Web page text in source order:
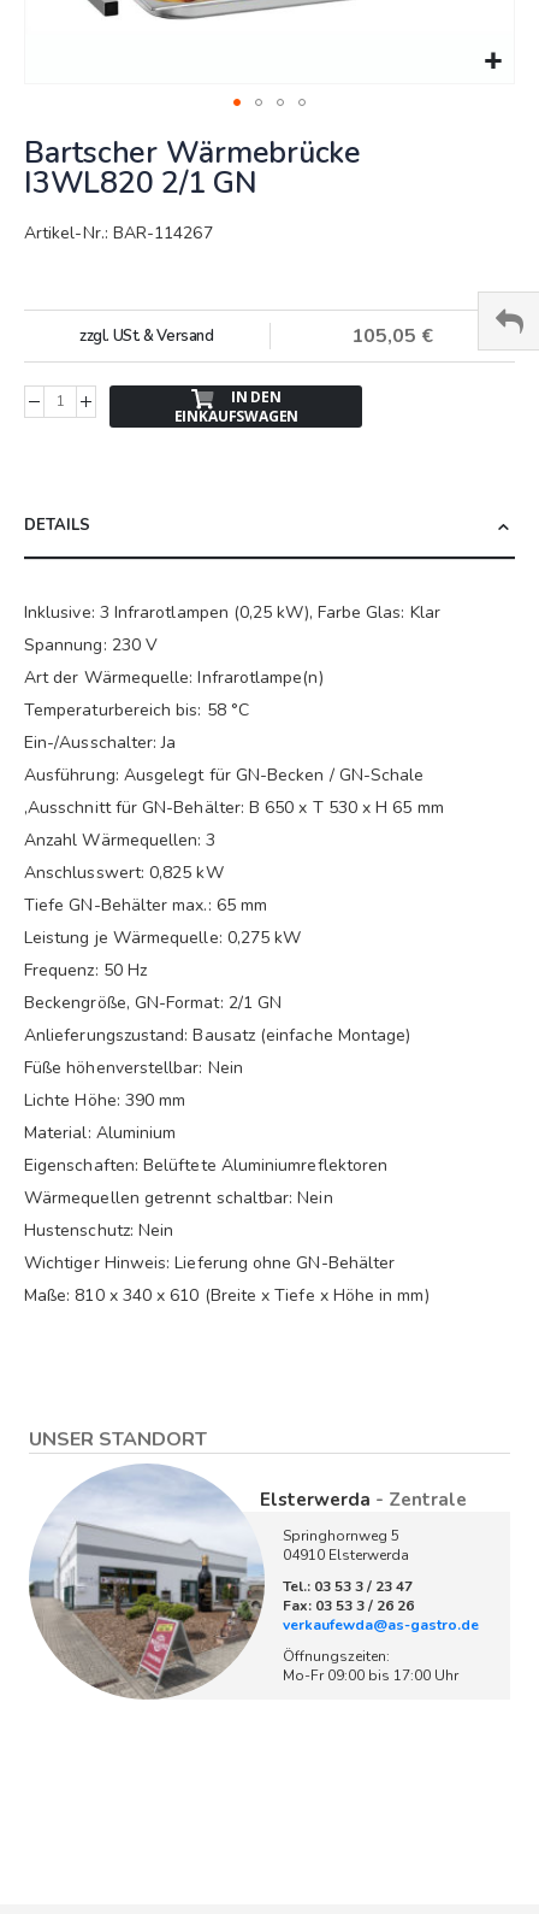
zum
Anfang
der
Bildergalerie
Bartscher Wärmebrücke
I3WL820 2/1 GN
Artikel-Nr.: BAR-114267
105,05 €
zzgl. USt. & Versand
IN DEN
EINKAUFSWAGEN
DETAILS
Inklusive: 3 Infrarotlampen (0,25 kW), Farbe Glas: Klar
Spannung: 230 V
Art der Wärmequelle: Infrarotlampe(n)
Temperaturbereich bis: 58 °C
Ein-/Ausschalter: Ja
Ausführung: Ausgelegt für GN-Becken / GN-Schale
,Ausschnitt für GN-Behälter: B 650 x T 530 x H 65 mm
Anzahl Wärmequellen: 3
Anschlusswert: 0,825 kW
Tiefe GN-Behälter max.: 65 mm
Leistung je Wärmequelle: 0,275 kW
Frequenz: 50 Hz
Beckengröße, GN-Format: 2/1 GN
Anlieferungszustand: Bausatz (einfache Montage)
Füße höhenverstellbar: Nein
Lichte Höhe: 390 mm
Material: Aluminium
Eigenschaften: Belüftete Aluminiumreflektoren
Wärmequellen getrennt schaltbar: Nein
Hustenschutz: Nein
Wichtiger Hinweis: Lieferung ohne GN-Behälter
Maße: 810 x 340 x 610 (Breite x Tiefe x Höhe in mm)
UNSER STANDORT
Elsterwerda - Zentrale
Springhornweg 5
04910 Elsterwerda
Tel.: 03 53 3 / 23 47
Fax: 03 53 3 / 26 26
verkaufewda@as-gastro.de
Öffnungszeiten:
Mo-Fr 09:00 bis 17:00 Uhr